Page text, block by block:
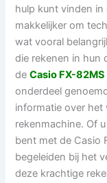
hulp kunt vinden
makkelijker om
wat vooral
die rekenen in hun
deCasio FX-
onderdeel
informatie over het
rekenmachine. Of
bent met de Casio
begeleiden bij het
deze krachtige